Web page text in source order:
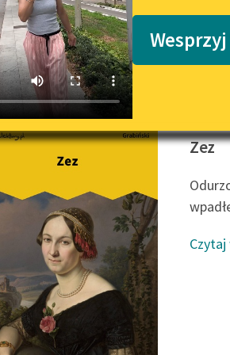
Stefana Grabińskiego
Zez
Czytaj